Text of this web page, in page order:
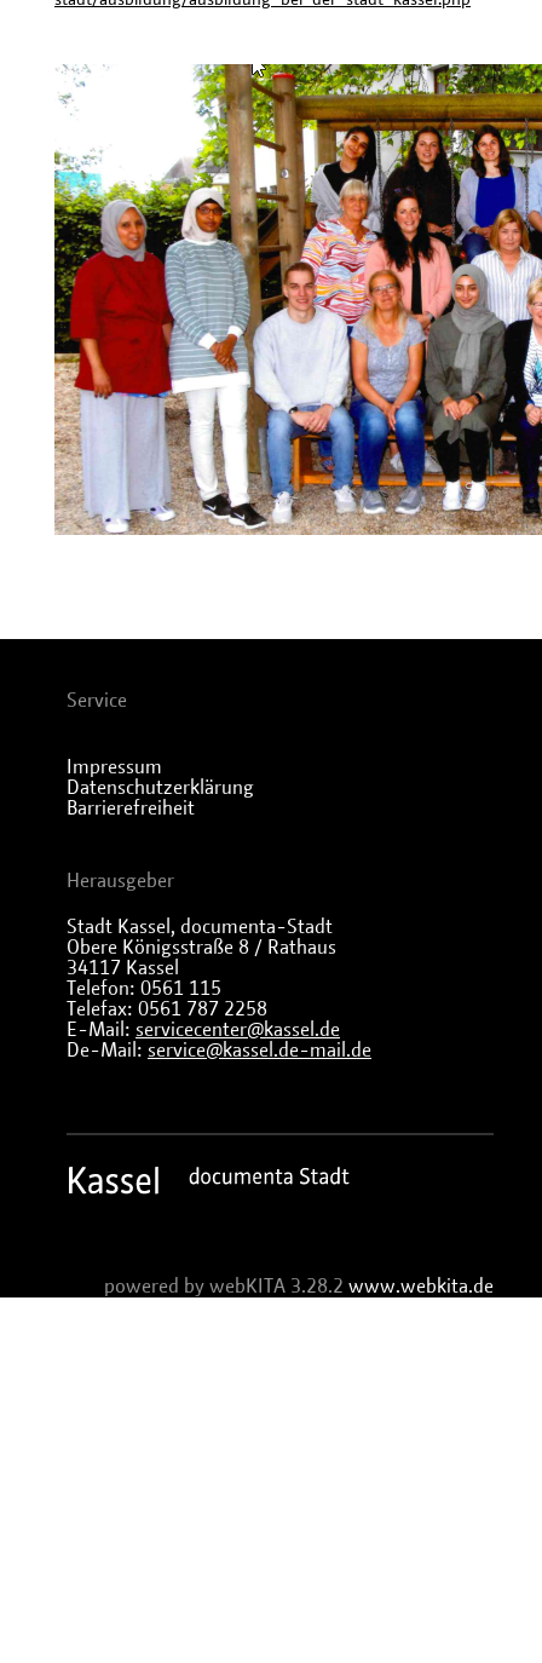
Service
Impressum
Datenschutzerklärung
Barrierefreiheit
Herausgeber
Stadt Kassel, documenta-Stadt
Obere Königsstraße 8 / Rathaus
34117 Kassel
Telefon: 0561 115
Telefax: 0561 787 2258
E-Mail: servicecenter@kassel.de
De-Mail: service@kassel.de-mail.de
powered by webKITA 3.28.2 www.webkita.de